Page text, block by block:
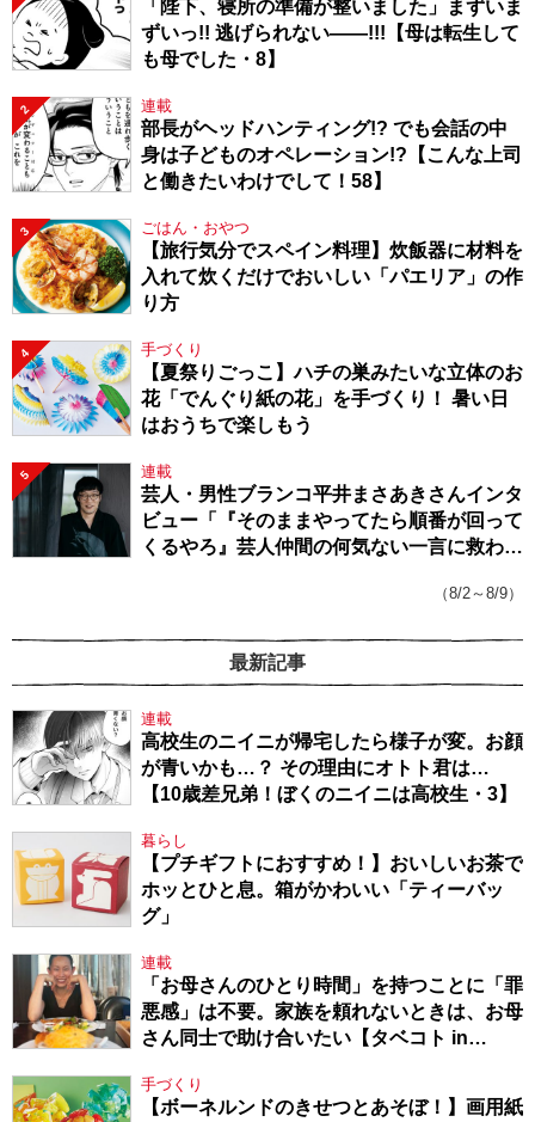
「陛下、寝所の準備が整いました」まずいま
ずいっ!! 逃げられない――!!!【母は転生して
も母でした・8】
2 連載
部長がヘッドハンティング!? でも会話の中
身は子どものオペレーション!?【こんな上司
と働きたいわけでして！58】
3 ごはん・おやつ
【旅行気分でスペイン料理】炊飯器に材料を
入れて炊くだけでおいしい「パエリア」の作
り方
4 手づくり
【夏祭りごっこ】ハチの巣みたいな立体のお
花「でんぐり紙の花」を手づくり！ 暑い日
はおうちで楽しもう
5 連載
芸人・男性ブランコ平井まさあきさんインタ
ビュー「『そのままやってたら順番が回って
くるやろ』芸人仲間の何気ない一言に救われ
（8/2～8/9）
最新記事
連載
高校生のニイニが帰宅したら様子が変。お顔
が青いかも…？ その理由にオトト君は…
【10歳差兄弟！ぼくのニイニは高校生・3】
暮らし
【プチギフトにおすすめ！】おいしいお茶で
ホッとひと息。箱がかわいい「ティーバッ
グ」
連載
「お母さんのひとり時間」を持つことに「罪
悪感」は不要。家族を頼れないときは、お母
さん同士で助け合いたい【タベコト in
手づくり
【ボーネルンドのきせつとあそぼ！】画用紙